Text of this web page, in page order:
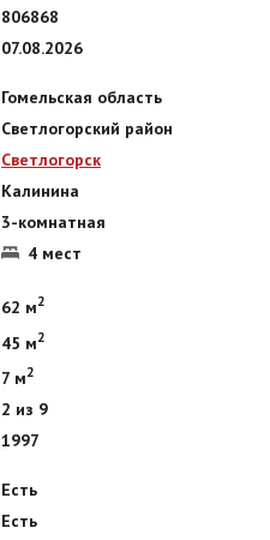
806868
07.08.2026
Гомельская область
Светлогорский район
Светлогорск
Калинина
3-комнатная
4 мест
62 м2
45 м2
7 м2
2 из 9
1997
Есть
Есть